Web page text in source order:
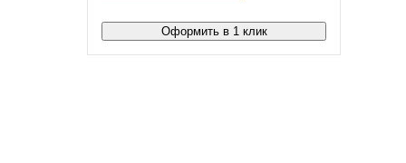
Оформить в 1 клик